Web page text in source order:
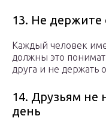
13. Не держите
Каждый человек
должны это
друга и не держать
14. Друзьям не
день